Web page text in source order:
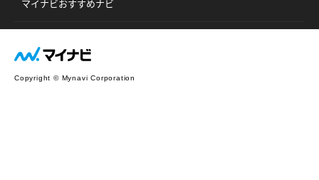
マイナビおすすめナビ
Copyright © Mynavi Corporation